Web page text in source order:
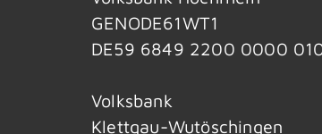
GENODE61WT1
DE59 6849 2200 0000
Volksbank
Klettgau-Wutöschingen